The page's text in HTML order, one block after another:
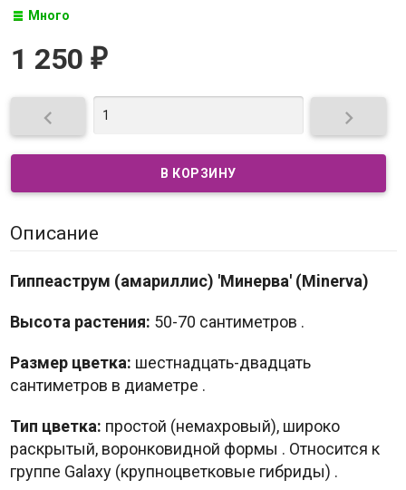
Много
1 250 ₽
 
Описание
Гиппеаструм (амариллис) 'Минерва' (Minerva)
Высота растения: 50-70 сантиметров .
Размер цветка: шестнадцать-двадцать
сантиметров в диаметре .
Тип цветка: простой (немахровый), широко
раскрытый, воронковидной формы . Относится к
группе Galaxy (крупноцветковые гибриды) .